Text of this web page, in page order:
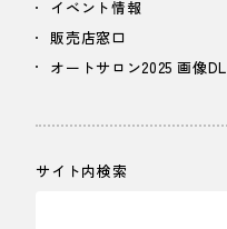
イベント情報
販売店窓口
オートサロン2025 画像DL
サイト内検索